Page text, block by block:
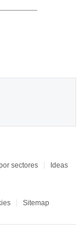
sectores Ideas
Sitemap